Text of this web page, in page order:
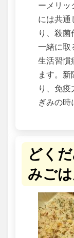
ーメリッ
には共通
り、殺菌
一緒に取
生活習慣
ます。
り、免
ぎみの時
どく
みご